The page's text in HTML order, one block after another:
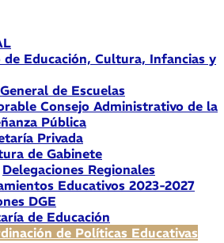
Educación, Cultura, Infancias y
de Escuelas
Consejo Administrativo de la
Pública
Privada
de Gabinete
Delegaciones Regionales
Educativos 2023-2027
DGE
de Educación
de Políticas Educativas